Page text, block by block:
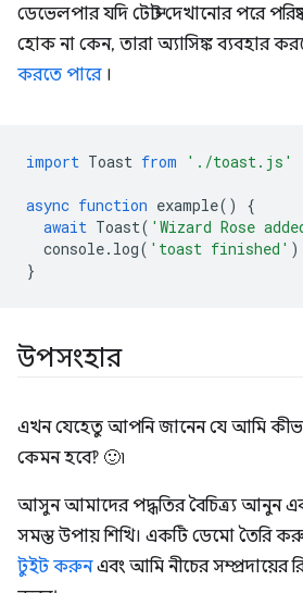
ডেভেলপার যদি টোস্ট দেখানোর পরে
হোক না কেন, তারা অ্যাসিঙ্ক ব্যবহার
করতে পারে।
import Toast from './toast.js'
async function example()
{
await Toast( 'Wizard Rose
console. log( 'toast finished' )
}
উপসংহার
এখন যেহেতু আপনি জানেন যে আমি
কেমন হবে‽ 🙂৷
আসুন আমাদের পদ্ধতির বৈচিত্র্য আনুন
সমস্ত উপায় শিখি। একটি ডেমো তৈরি
টুইট করুনএবং আমি নীচের সম্প্রদায়ের